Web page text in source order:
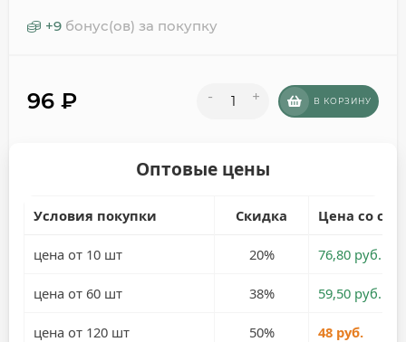
+9 бонус(ов) за покупку
96 ₽ - + В КОРЗИНУ
Оптовые цены
Условия покупки Скидка Цена со
цена от 10 шт 20% 76,80 руб.
цена от 60 шт 38% 59,50 руб.
цена от 120 шт 50% 48 руб.